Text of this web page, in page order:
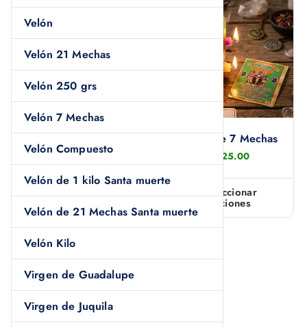
Velón
Velón 21 Mechas
Velón 250 grs
Velón 7 Mechas
Velón Compuesto
Velón de 1 kilo Santa muerte
Velón de 21 Mechas Santa muerte
Velón Kilo
Virgen de Guadalupe
Virgen de Juquila
Veladora De Vaso 100
Preparado Con
Aroma X Caja C/20
Ritualizadas
Preparadas Aromático
$1,499.00
Seleccionar
opciones
E
s
e
Velón De 7 Mechas
225.00
Seleccionar
opciones
E